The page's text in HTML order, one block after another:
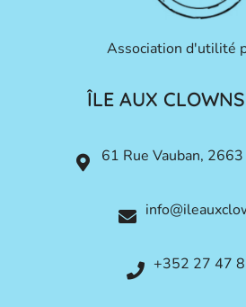
Association d'utilité
ÎLE AUX
61 Rue Vauban,
+352 27 47